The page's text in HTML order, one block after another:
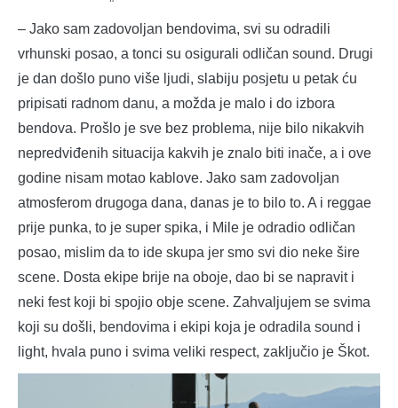
– Jako sam zadovoljan bendovima, svi su odradili
vrhunski posao, a tonci su osigurali odličan sound. Drugi
je dan došlo puno više ljudi, slabiju posjetu u petak ću
pripisati radnom danu, a možda je malo i do izbora
bendova. Prošlo je sve bez problema, nije bilo nikakvih
nepredviđenih situacija kakvih je znalo biti inače, a i ove
godine nisam motao kablove. Jako sam zadovoljan
atmosferom drugoga dana, danas je to bilo to. A i reggae
prije punka, to je super spika, i Mile je odradio odličan
posao, mislim da to ide skupa jer smo svi dio neke šire
scene. Dosta ekipe brije na oboje, dao bi se napravit i
neki fest koji bi spojio obje scene. Zahvaljujem se svima
koji su došli, bendovima i ekipi koja je odradila sound i
light, hvala puno i svima veliki respect, zaključio je Škot.